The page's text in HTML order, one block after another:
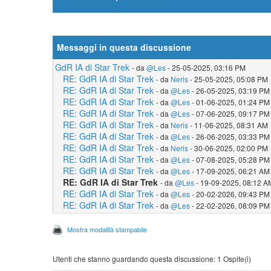
Messaggi in questa discussione
GdR IA di Star Trek - da @Les- 25-05-2025, 03:16 PM
RE: GdR IA di Star Trek - da Neris- 25-05-2025, 05:08 PM
RE: GdR IA di Star Trek - da @Les- 26-05-2025, 03:19 PM
RE: GdR IA di Star Trek - da @Les- 01-06-2025, 01:24 PM
RE: GdR IA di Star Trek - da @Les- 07-06-2025, 09:17 PM
RE: GdR IA di Star Trek - da Neris- 11-06-2025, 08:31 AM
RE: GdR IA di Star Trek - da @Les- 26-06-2025, 03:33 PM
RE: GdR IA di Star Trek - da Neris- 30-06-2025, 02:00 PM
RE: GdR IA di Star Trek - da @Les- 07-08-2025, 05:28 PM
RE: GdR IA di Star Trek - da @Les- 17-09-2025, 06:21 AM
RE: GdR IA di Star Trek - da @Les- 19-09-2025, 08:12
RE: GdR IA di Star Trek - da @Les- 20-02-2026, 09:43 PM
RE: GdR IA di Star Trek - da @Les- 22-02-2026, 08:09 PM
Mostra modalità stampabile
Utenti che stanno guardando questa discussione: 1 Ospite(i)